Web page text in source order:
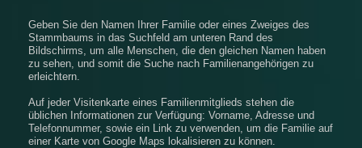
Geben Sie den Namen Ihrer Familie oder eines Zweiges des
Stammbaums in das Suchfeld am unteren Rand des
Bildschirms, um alle Menschen, die den gleichen Namen haben
zu sehen, und somit die Suche nach Familienangehörigen zu
erleichtern.
Auf jeder Visitenkarte eines Familienmitglieds stehen die
üblichen Informationen zur Verfügung: Vorname, Adresse und
Telefonnummer, sowie ein Link zu verwenden, um die Familie auf
einer Karte von Google Maps lokalisieren zu können.